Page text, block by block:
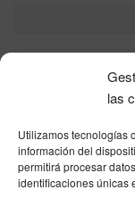
las
Utilizamos tecnologías
información del
permitirá procesar
identificaciones únicas
HOME
Privacy Policy|Legal